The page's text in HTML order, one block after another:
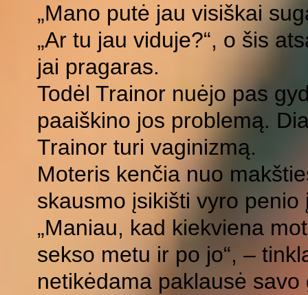
„Mano putė jau visiškai
„Ar tu jau viduje?“, o šis
jai pragaras.
Todėl Trainor nuėjo pas
paaiškino jos problemą.
Trainor turi vaginizmą.
Moteris kenčia nuo
skausmo įsikišti vyro penio
„Maniau, kad kiekviena
sekso metu ir po jo“, –
netikėdama paklausė